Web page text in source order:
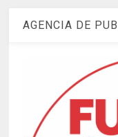
AGENCIA DE